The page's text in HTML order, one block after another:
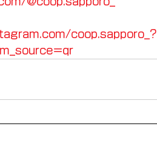
coop.sapporo_?